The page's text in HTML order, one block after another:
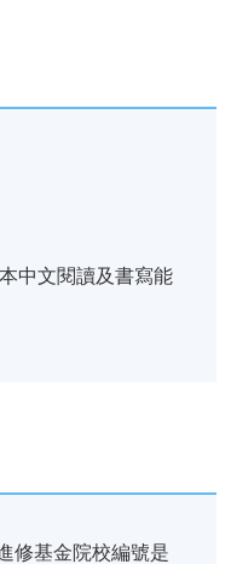
中文閱讀及書寫能
修基金院校編號是